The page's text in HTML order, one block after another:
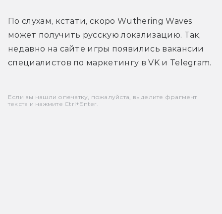
По слухам, кстати, скоро Wuthering Waves
может получить русскую локализацию. Так,
недавно на сайте игры появились вакансии
специалистов по маркетингу в VK и Telegram.
Если вы нашли опечатку, пожалуйста, выделите фрагмент
текста и нажмите Ctrl+Enter.